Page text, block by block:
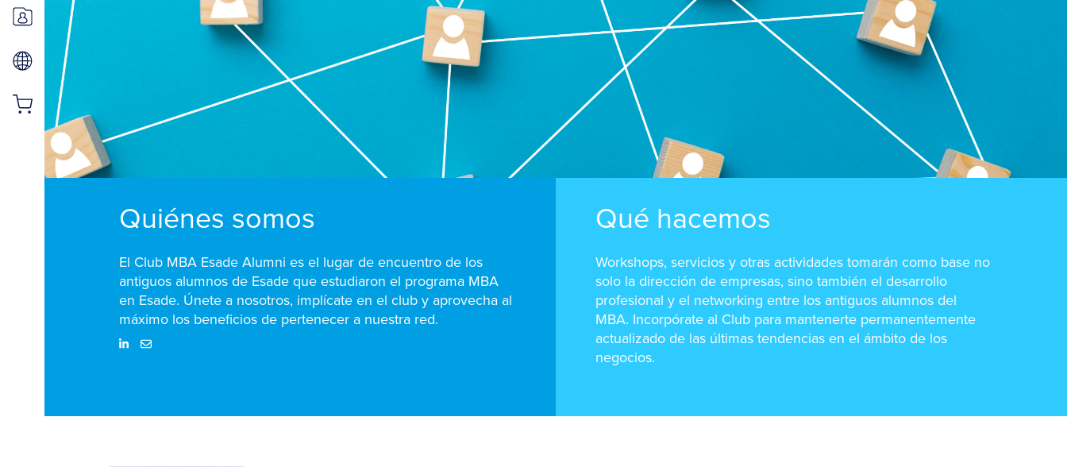
Quiénes somos
El Club MBA Esade Alumni es el lugar de encuentro de los
antiguos alumnos de Esade que estudiaron el programa MBA
en Esade. Únete a nosotros, implícate en el club y aprovecha al
máximo los beneficios de pertenecer a nuestra red.
Qué hacemos
Workshops, servicios y otras actividades tomarán como base no
solo la dirección de empresas, sino también el desarrollo
profesional y el networking entre los antiguos alumnos del
MBA. Incorpórate al Club para mantenerte permanentemente
actualizado de las últimas tendencias en el ámbito de los
negocios.